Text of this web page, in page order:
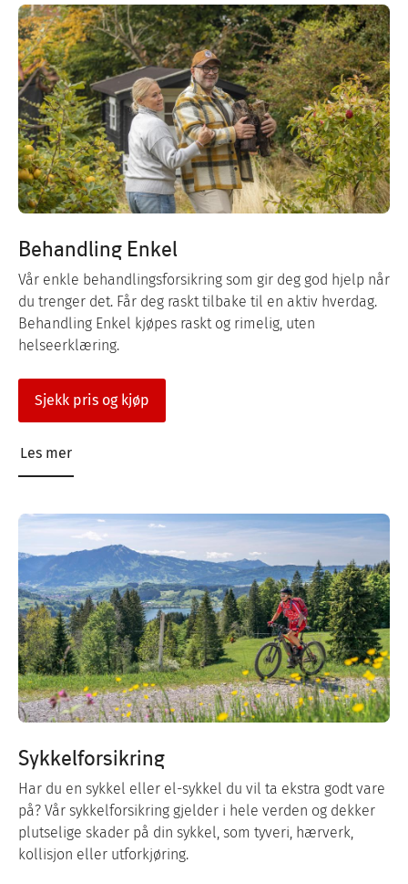
Behandling Enkel
Vår enkle behandlingsforsikring som gir deg god hjelp når
du trenger det. Får deg raskt tilbake til en aktiv hverdag.
Behandling Enkel kjøpes raskt og rimelig, uten
helseerklæring.
Sjekk pris og kjøp
Les mer
Sykkelforsikring
Har du en sykkel eller el-sykkel du vil ta ekstra godt vare
på? Vår sykkelforsikring gjelder i hele verden og dekker
plutselige skader på din sykkel, som tyveri, hærverk,
kollisjon eller utforkjøring.